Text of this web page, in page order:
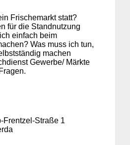
Frischemarkt statt?
für die Standnutzung
einfach beim
Was muss ich tun,
machen
Gewerbe/ Märkte
Frentzel-Straße 1